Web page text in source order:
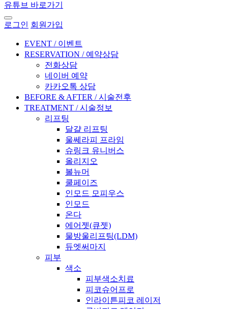
유튜브 바로가기
로그인 회원가입
EVENT / 이벤트
RESERVATION / 예약상담
전화상담
네이버 예약
카카오톡 상담
BEFORE & AFTER / 시술전후
TREATMENT / 시술정보
리프팅
달걀 리프팅
울쎄라피 프라임
슈링크 유니버스
올리지오
볼뉴머
쿨페이즈
인모드 모피우스
인모드
온다
에어젯(큐젯)
물방울리프팅(LDM)
듀엣써마지
피부
색소
피부색소치료
피코슈어프로
인라이튼피코 레이저